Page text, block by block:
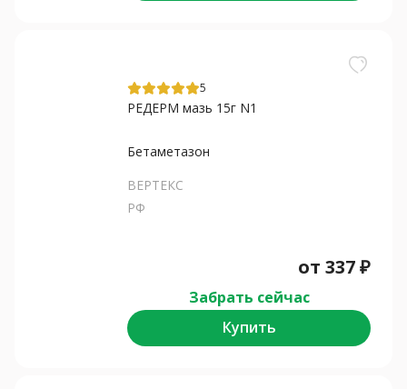
5
РЕДЕРМ мазь 15г N1
Бетаметазон
ВЕРТЕКС
РФ
от 337₽
Забрать сейчас
Купить